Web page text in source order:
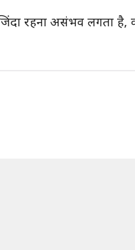
रहना असंभव लगता